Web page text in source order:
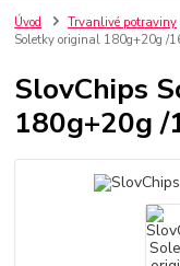
Úvod Trvanlivé potraviny
Soletky original 180g+20g /
SlovChips
180g+20g /